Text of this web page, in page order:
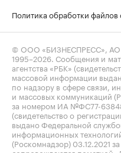
Политика обработки
© ООО «БИЗНЕСПРЕСС»,
1995–2026 . Сообщения и
агентства «РБК»
массовой информации
по надзору в сфере связи,
и массовых коммуникаций
за номером ИА №ФС77-
(свидетельство о
выдано Федеральной
информационных
(Роскомнадзор) 03.12.2021